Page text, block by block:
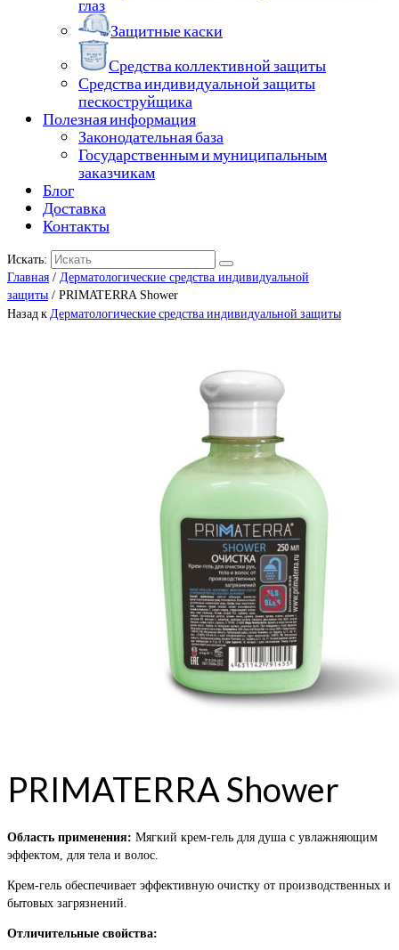
глаз
Защитные каски
Средства коллективной защиты
Средства индивидуальной защиты
пескоструйщика
Полезная информация
Законодательная база
Государственным и муниципальным
заказчикам
Блог
Доставка
Контакты
Искать:
Главная / Дерматологические средства индивидуальной
защиты / PRIMATERRA Shower
Назад к Дерматологические средства индивидуальной защиты
PRIMATERRA Shower
Область применения: Мягкий крем-гель для душа с увлажняющим
эффектом, для тела и волос.
Крем-гель обеспечивает эффективную очистку от производственных и
бытовых загрязнений.
Отличительные свойства: